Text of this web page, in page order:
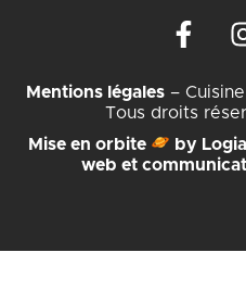
Mentions légales –
Tous droits
Mise en orbite
by
web et